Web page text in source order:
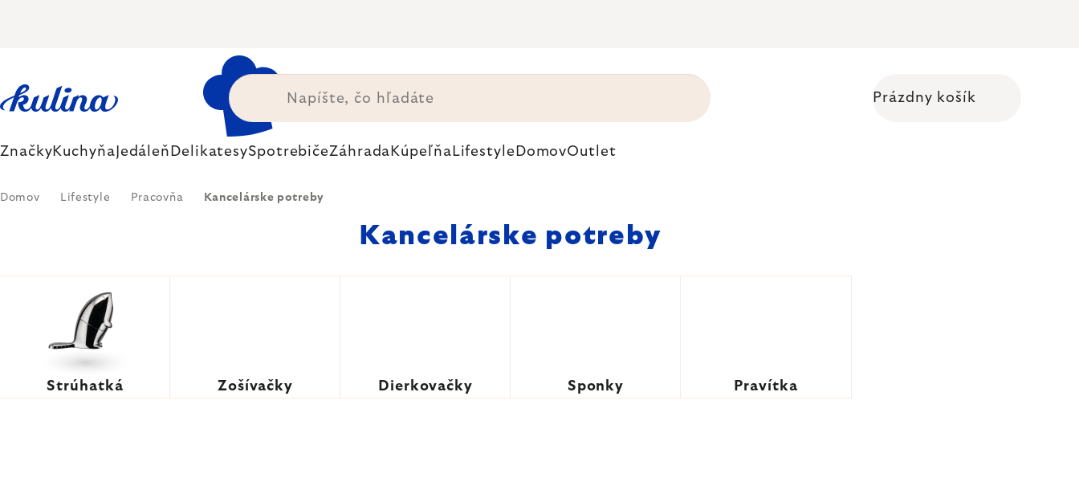
Prázdny košík
ZnačkyKuchyňa Jedáleň DelikatesySpotrebičeZáhrada Kúpeľňa Lifestyle DomovOutlet
Domov Lifestyle Pracovňa Kancelárske potreby
Kancelárske potreby
Strúhatká Zošívačky Dierkovačky Sponky Pravítka